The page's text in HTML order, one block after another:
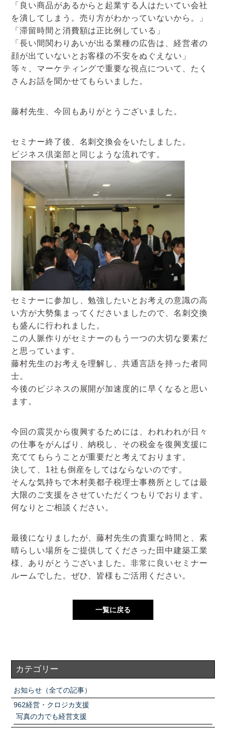
「良い商品があるからと起業する人はたいてい会社
を潰してしまう。売り方がわかっていないから。」
「滞留時間と消費額は正比例している」
「長い間関わりあいが出る業種の広告は、経営者の
顔が出ていないとお客様の不安をぬぐえない」
等々、マーケティングで重要な視点について、たく
さんお話を聞かせてもらいました。
藤村先生、今回もありがとうございました。
セミナー終了後、名刺交換会をいたしました。
ビジネス倶楽部と同じような流れです。
セミナーに参加し、勉強したいとお考えの意識の高
い方が大勢集まってくださいましたので、名刺交換
も盛んに行われました。
この人脈作りがセミナーのもう一つの大切な要素だ
と思っています。
藤村先生のお考えを理解し、共通言語を持った者同
士。
今後のビジネスの展開が加速度的に早くなると思い
ます。
今回の震災から復興するためには、われわれが日々
の仕事をがんばり、納税し、その税金を復興支援に
充ててもらうことが重要だと考えております。
決して、1社も倒産をしてはならないのです。
そんな気持ちで木村美都子税理士事務所としては最
大限のご支援をさせていただくつもりでおります。
何なりとご相談ください。
最後になりましたが、藤村先生の貴重な時間と、素
晴らしい場所をご提供してくださった田中建築工業
様、ありがとうございました。非常に良いセミナー
ルームでした。ぜひ、皆様もご活用ください。
一覧に戻る
カテゴリー
お知らせ（全ての記事）
962経営・クロジカ支援
写真の力でも経営支援